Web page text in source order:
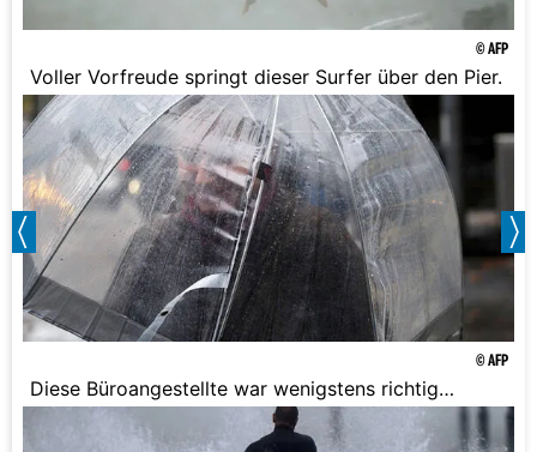
© AFP
Voller Vorfreude springt dieser Surfer über den Pier.
© AFP
Diese Büroangestellte war wenigstens richtig
ausgerüstet.